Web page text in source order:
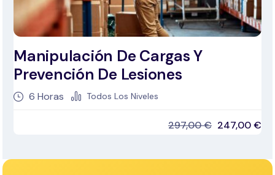
Manipulación De Cargas Y
Prevención De Lesiones
6 Horas Todos Los Niveles
297,00€ 247,00€